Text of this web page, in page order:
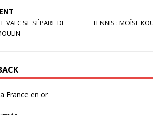
VAFC SE SÉPARE DE
TENNIS : MOÏSE
France en or